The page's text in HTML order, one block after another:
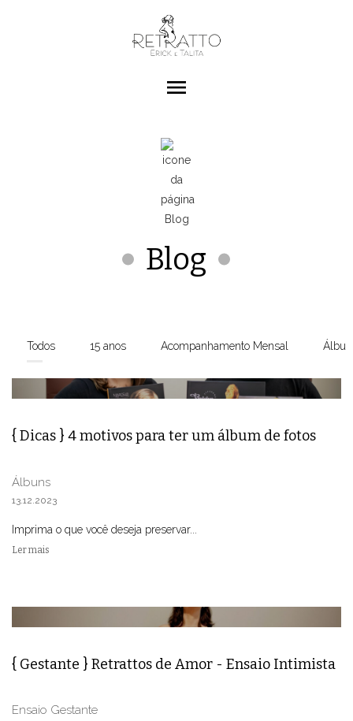
menu
Blog
Todos 15 anos Acompanhamento Mensal
{ Dicas } 4 motivos para ter um álbum de fotos
Álbuns
13.12.2023
Imprima o que você deseja preservar...
Ler mais
{ Gestante } Retrattos de Amor - Ensaio Intimista
Ensaio Gestante